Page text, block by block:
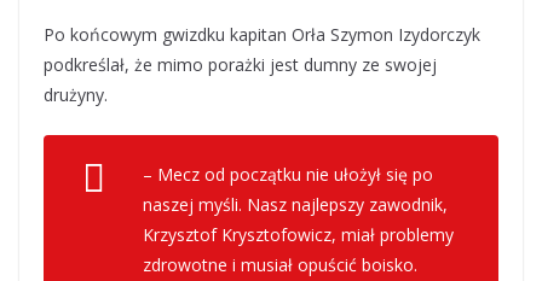
Po końcowym gwizdku kapitan Orła Szymon Izydorczyk
podkreślał, że mimo porażki jest dumny ze swojej
drużyny.
– Mecz od początku nie ułożył się po
naszej myśli. Nasz najlepszy zawodnik,
Krzysztof Krysztofowicz, miał problemy
zdrowotne i musiał opuścić boisko.